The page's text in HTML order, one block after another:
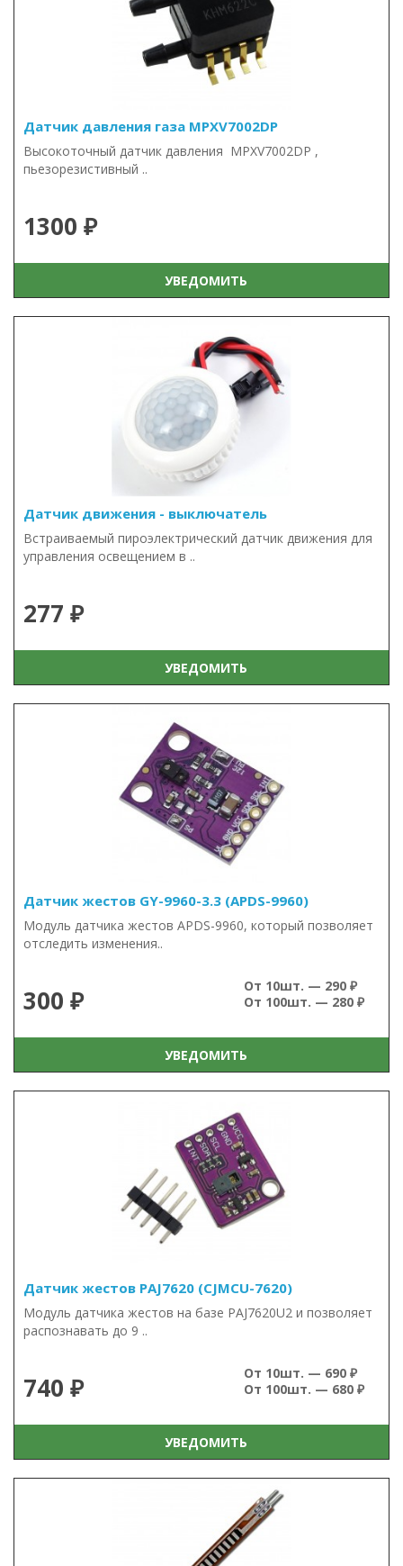
Датчик давления газа MPXV7002DP
Высокоточный датчик давления MPXV7002DP ,
пьезорезистивный ..
1300 ₽
УВЕДОМИТЬ
Датчик движения - выключатель
Встраиваемый пироэлектрический датчик движения для
управления освещением в ..
277 ₽
УВЕДОМИТЬ
Датчик жестов GY-9960-3.3 (APDS-9960)
Модуль датчика жестов APDS-9960, который позволяет
отследить изменения..
300 ₽
От 10шт. — 290 ₽
От 100шт. — 280 ₽
УВЕДОМИТЬ
Датчик жестов PAJ7620 (CJMCU-7620)
Модуль датчика жестов на базе PAJ7620U2 и позволяет
распознавать до 9 ..
740 ₽
От 10шт. — 690 ₽
От 100шт. — 680 ₽
УВЕДОМИТЬ